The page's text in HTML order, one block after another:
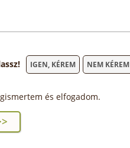
IGEN, KÉREM NEM KÉREM
és elfogadom.